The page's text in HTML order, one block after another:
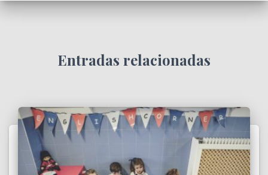
Entradas relacionadas